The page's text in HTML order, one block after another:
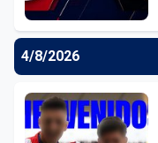
4/8/2026